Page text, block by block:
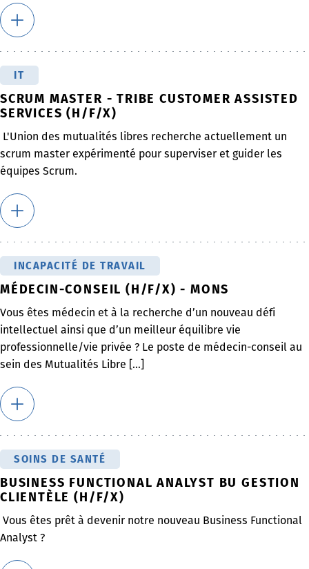
IT
SCRUM MASTER - TRIBE CUSTOMER ASSISTED
SERVICES (H/F/X)
L'Union des mutualités libres recherche actuellement un
scrum master expérimenté pour superviser et guider les
équipes Scrum.
INCAPACITÉ DE TRAVAIL
MÉDECIN-CONSEIL (H/F/X) - MONS
Vous êtes médecin et à la recherche d’un nouveau défi
intellectuel ainsi que d’un meilleur équilibre vie
professionnelle/vie privée ? Le poste de médecin-conseil au
sein des Mutualités Libre [...]
SOINS DE SANTÉ
BUSINESS FUNCTIONAL ANALYST BU GESTION
CLIENTÈLE (H/F/X)
Vous êtes prêt à devenir notre nouveau Business Functional
Analyst ?